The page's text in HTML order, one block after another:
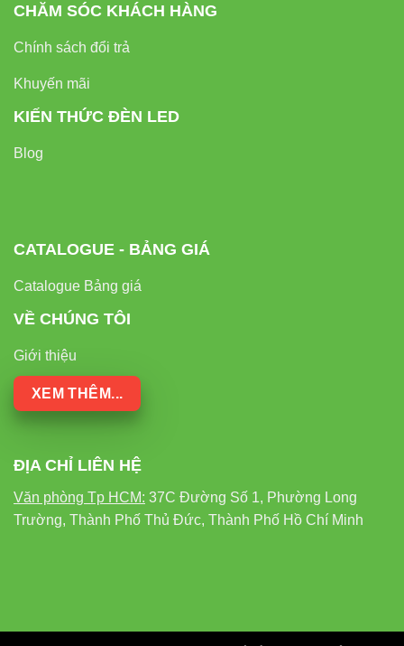
CHĂM SÓC KHÁCH HÀNG
Chính sách đổi trả
Khuyến mãi
KIẾN THỨC ĐÈN LED
Blog
CATALOGUE - BẢNG GIÁ
Catalogue Bảng giá
VỀ CHÚNG TÔI
Giới thiệu
XEM THÊM...
ĐỊA CHỈ LIÊN HỆ
Văn phòng Tp HCM: 37C Đường Số 1, Phường Long
Trường, Thành Phố Thủ Đức, Thành Phố Hồ Chí Minh